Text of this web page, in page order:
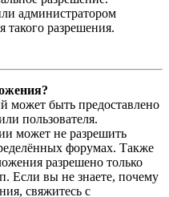
администратором
такого разрешения.
может быть предоставлено
пользователя.
может не разрешить
форумах. Также
разрешено только
Если вы не знаете, почему
свяжитесь с